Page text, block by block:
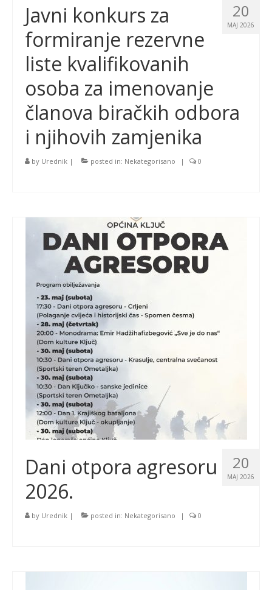
20
MAJ 2026
Javni konkurs za
formiranje rezervne
liste kvalifikovanih
osoba za imenovanje
članova biračkih odbora
i njihovih zamjenika
by Urednik | posted in: Nekategorisano | 0
20
MAJ 2026
Dani otpora agresoru
2026.
by Urednik | posted in: Nekategorisano | 0